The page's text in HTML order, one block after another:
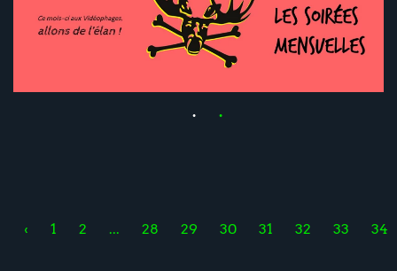
‹ 1 2 ... 28 29 30 31 32 33 34